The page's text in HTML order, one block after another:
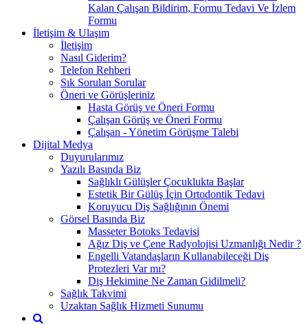
Kalan Çalışan Bildirim, Formu Tedavi Ve İzlem
Formu
İletişim & Ulaşım
İletişim
Nasıl Giderim?
Telefon Rehberi
Sık Sorulan Sorular
Öneri ve Görüşleriniz
Hasta Görüş ve Öneri Formu
Çalışan Görüş ve Öneri Formu
Çalışan - Yönetim Görüşme Talebi
Dijital Medya
Duyurularımız
Yazılı Basında Biz
Sağlıklı Gülüşler Çocuklukta Başlar
Estetik Bir Gülüş İçin Ortodontik Tedavi
Koruyucu Diş Sağlığının Önemi
Görsel Basında Biz
Masseter Botoks Tedavisi
Ağız Diş ve Çene Radyolojisi Uzmanlığı Nedir ?
Engelli Vatandaşların Kullanabileceği Diş
Protezleri Var mı?
Diş Hekimine Ne Zaman Gidilmeli?
Sağlık Takvimi
Uzaktan Sağlık Hizmeti Sunumu